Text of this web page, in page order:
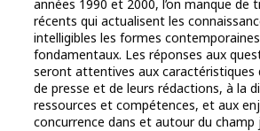
années 1990 et 2000, l’on manque de
récents qui actualisent les
intelligibles les formes
fondamentaux. Les réponses aux
seront attentives aux caractéristiques
de presse et de leurs rédactions, à la
ressources et compétences, et aux
concurrence dans et autour du champ